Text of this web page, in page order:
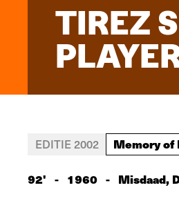
TIREZ
EDITIE 2002 Memory of
92' - 1960 - Misdaad,